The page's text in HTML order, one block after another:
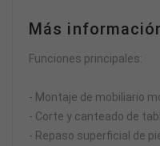
Más
Funciones principales:
- Montaje de mobiliario
- Corte y canteado de
- Repaso superficial de